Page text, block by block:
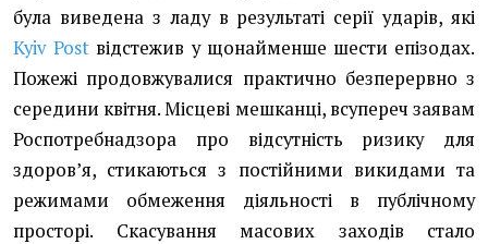
була виведена з ладу в результаті серії ударів, які
Kyiv Post відстежив у щонайменше шести епізодах.
Пожежі продовжувалися практично безперервно з
середини квітня. Місцеві мешканці, всупереч заявам
Роспотребнадзора про відсутність ризику для
здоровʼя, стикаються з постійними викидами та
режимами обмеження діяльності в публічному
просторі. Скасування масових заходів стало